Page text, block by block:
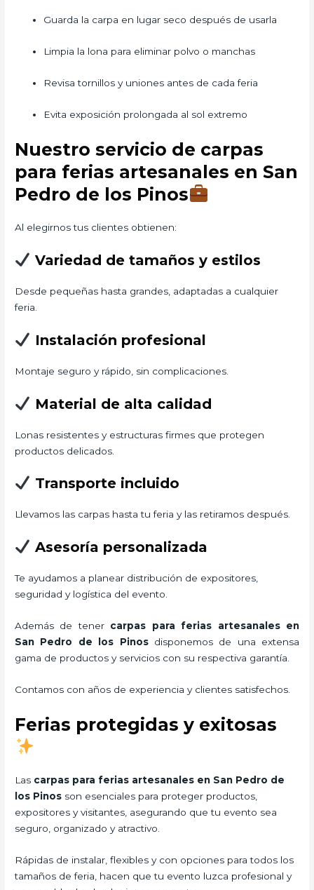
Guarda la carpa en lugar seco después de usarla
Limpia la lona para eliminar polvo o manchas
Revisa tornillos y uniones antes de cada feria
Evita exposición prolongada al sol extremo
Nuestro servicio de carpas
para ferias artesanales en San
Pedro de los Pinos
Al elegirnos tus clientes obtienen:
Variedad de tamaños y estilos
Desde pequeñas hasta grandes, adaptadas a cualquier
feria.
Instalación profesional
Montaje seguro y rápido, sin complicaciones.
Material de alta calidad
Lonas resistentes y estructuras firmes que protegen
productos delicados.
Transporte incluido
Llevamos las carpas hasta tu feria y las retiramos después.
Asesoría personalizada
Te ayudamos a planear distribución de expositores,
seguridad y logística del evento.
Además de tener carpas para ferias artesanales en
San Pedro de los Pinosdisponemos de una extensa
gama de productos y servicios con su respectiva garantía.
Contamos con años de experiencia y clientes satisfechos.
Ferias protegidas y exitosas
Las carpas para ferias artesanales en San Pedro de
los Pinos son esenciales para proteger productos,
expositores y visitantes, asegurando que tu evento sea
seguro, organizado y atractivo.
Rápidas de instalar, flexibles y con opciones para todos los
tamaños de feria, hacen que tu evento luzca profesional y